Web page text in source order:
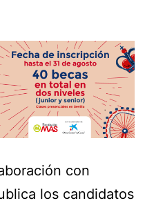
con
los candidatos